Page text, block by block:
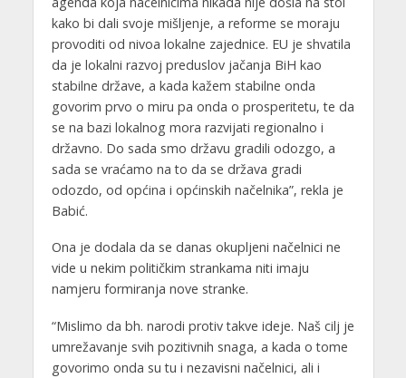
kako bi dali svoje mišljenje, a reforme se moraju
provoditi od nivoa lokalne zajednice. EU je shvatila
da je lokalni razvoj preduslov jačanja BiH kao
stabilne države, a kada kažem stabilne onda
govorim prvo o miru pa onda o prosperitetu, te da
se na bazi lokalnog mora razvijati regionalno i
državno. Do sada smo državu gradili odozgo, a
sada se vraćamo na to da se država gradi
odozdo, od općina i općinskih načelnika”, rekla je
Babić.
Ona je dodala da se danas okupljeni načelnici ne
vide u nekim političkim strankama niti imaju
namjeru formiranja nove stranke.
“Mislimo da bh. narodi protiv takve ideje. Naš cilj je
umrežavanje svih pozitivnih snaga, a kada o tome
govorimo onda su tu i nezavisni načelnici, ali i